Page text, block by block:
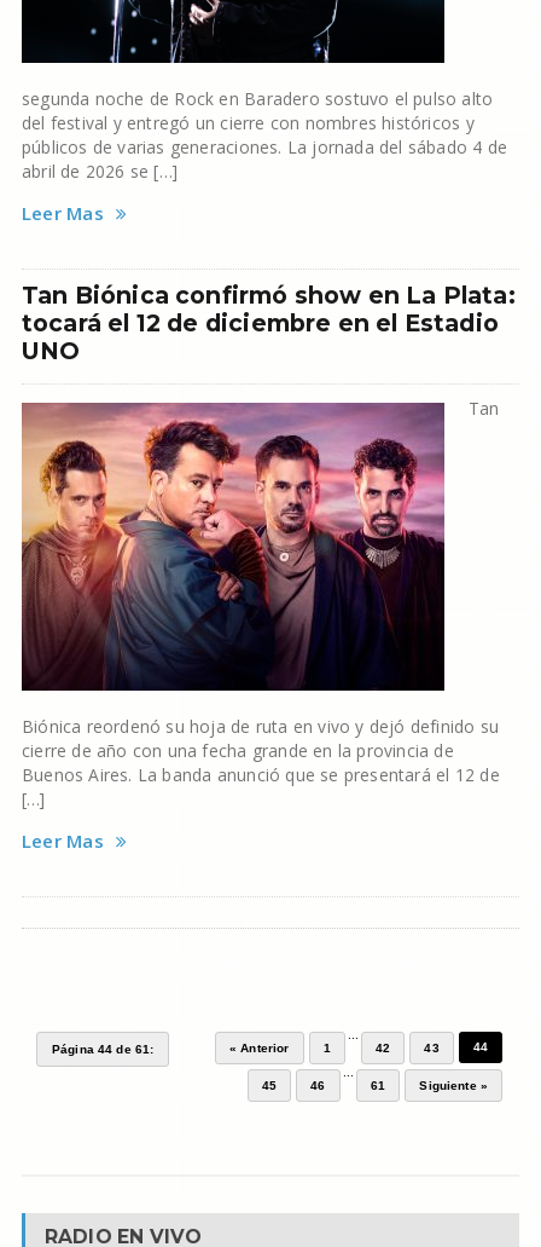
segunda noche de Rock en Baradero sostuvo el pulso alto
del festival y entregó un cierre con nombres históricos y
públicos de varias generaciones. La jornada del sábado 4 de
abril de 2026 se […]
Leer Mas
Tan Biónica confirmó show en La Plata:
tocará el 12 de diciembre en el Estadio
UNO
Tan
Biónica reordenó su hoja de ruta en vivo y dejó definido su
cierre de año con una fecha grande en la provincia de
Buenos Aires. La banda anunció que se presentará el 12 de
[…]
Leer Mas
Página 44 de 61: « Anterior 1
42
43 44
45 46
61
Siguiente »
RADIO EN VIVO